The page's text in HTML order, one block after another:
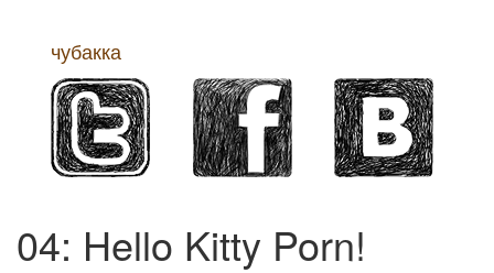
чубакка
04: Hello Kitty Porn!